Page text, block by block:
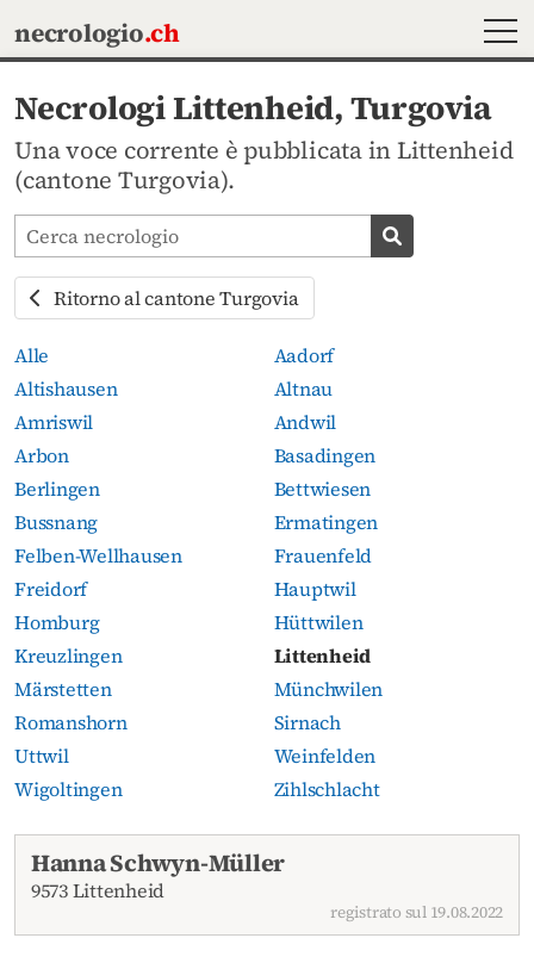
necrologio.ch
Necrologi Littenheid, Turgovia
Una voce corrente è pubblicata in Littenheid
(cantone Turgovia).
Cerca avvisi mortuari
Cerca
Ritorno al cantone Turgovia
Alle
Aadorf
Altishausen
Altnau
Amriswil
Andwil
Arbon
Basadingen
Berlingen
Bettwiesen
Bussnang
Ermatingen
Felben-Wellhausen
Frauenfeld
Freidorf
Hauptwil
Homburg
Hüttwilen
Kreuzlingen
Littenheid
Märstetten
Münchwilen
Romanshorn
Sirnach
Uttwil
Weinfelden
Wigoltingen
Zihlschlacht
Necrologi attuali
Hanna Schwyn-Müller
9573 Littenheid
registrato sul 19.08.2022